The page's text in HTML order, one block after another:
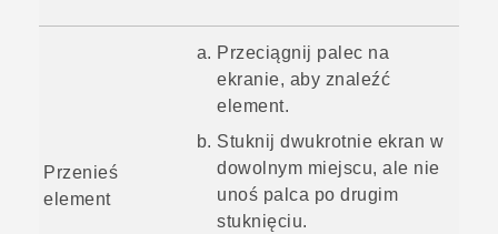
Przenieś
element
Przeciągnij palec na
ekranie, aby znaleźć
element.
Stuknij dwukrotnie ekran w
dowolnym miejscu, ale nie
unoś palca po drugim
stuknięciu.